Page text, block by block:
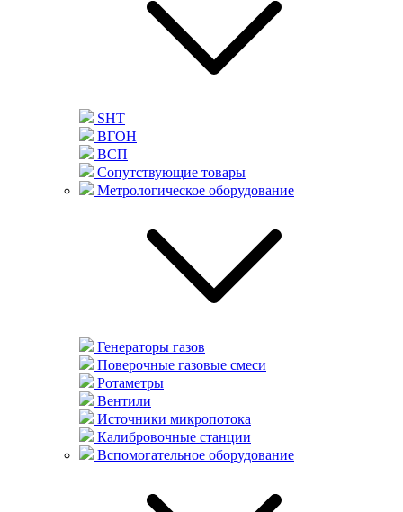
SHT
ВГОН
ВСП
Сопутствующие товары
Метрологическое оборудование
Генераторы газов
Поверочные газовые смеси
Ротаметры
Вентили
Источники микропотока
Калибровочные станции
Вспомогательное оборудование